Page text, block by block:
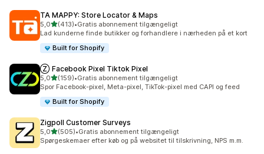
TA MAPPY: Store Locator & Maps
5,0ud af 5 stjerner
(413)
413 anmeldelser i alt
•Gratis abonnement tilgængeligt
Lad kunderne finde butikker og forhandlere i nærheden på et kort
Built for Shopify
Ⓩ Facebook Pixel Tiktok Pixel
5,0ud af 5 stjerner
(159)
159 anmeldelser i alt
•Gratis abonnement tilgængeligt
Spor Facebook-pixel, Meta-pixel, TikTok-pixel med CAPI og feed
Built for Shopify
Zigpoll Customer Surveys
5,0ud af 5 stjerner
(505)
505 anmeldelser i alt
•Gratis abonnement tilgængeligt
Spørgeskemaer efter køb og på websitet til tilskrivning, NPS m.m.